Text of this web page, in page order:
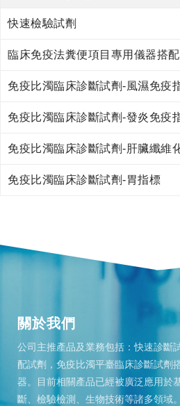
快速檢驗試劑
臨床免疫法糞便項目專用儀器搭配
免疫比濁臨床診斷試劑-風濕免疫
免疫比濁臨床診斷試劑-發炎免疫
免疫比濁臨床診斷試劑-肝臟纖維
免疫比濁臨床診斷試劑-胃指標
關於我們
公司主推產品及業務包括：快速診斷
配試劑，免疫比濁平臺臨床診斷試劑
器。目前相關產品已經被廣泛應用於
斷、檢驗檢測、生物技術等諸多領域。